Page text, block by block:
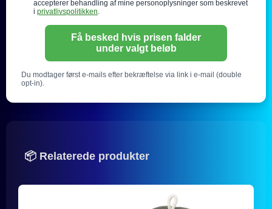
accepterer behandling af mine personoplysninger som beskrevet
i privatlivspolitikken.
Få besked hvis prisen falder
under valgt beløb
Du modtager først e-mails efter bekræftelse via link i e-mail (double
opt-in).
📦 Relaterede produkter